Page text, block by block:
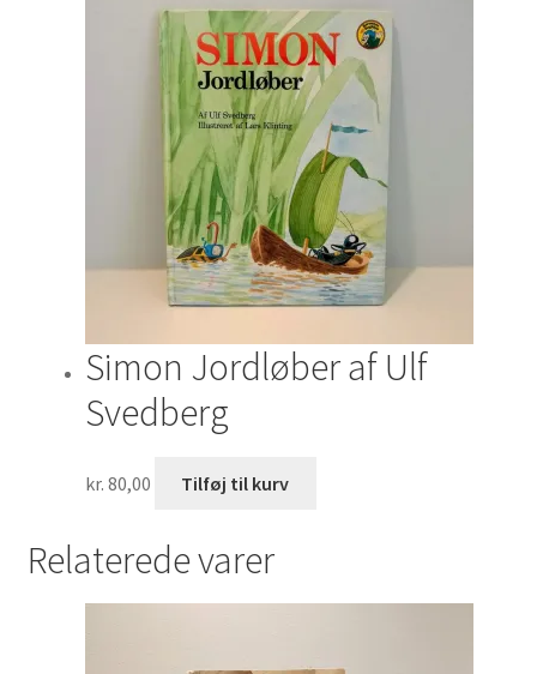
Simon Jordløber af Ulf
Svedberg
kr. 80,00 Tilføj til kurv
Relaterede varer